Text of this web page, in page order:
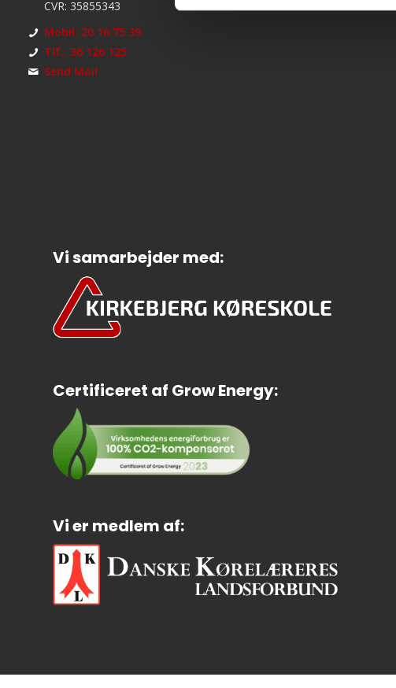
CVR: 35855343
Mobil: 20 16 75 39
Tlf.: 36 126 125
Send Mail
Vi samarbejder med:
Certificeret af Grow Energy:
Vi er medlem af: